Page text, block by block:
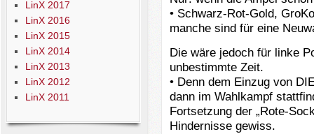
LinX 2017
LinX 2016
LinX 2015
LinX 2014
LinX 2013
LinX 2012
LinX 2011
• Schwarz-Rot-Gold,
manche sind für eine
Die wäre jedoch für linke
unbestimmte Zeit.
• Denn dem Einzug von
dann im Wahlkampf
Fortsetzung der „Rote-
Hindernisse gewiss.